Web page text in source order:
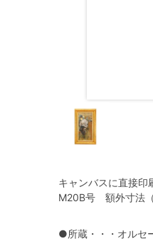
キャンバスに直接印
M20B号 額外寸法
●所蔵・・・オルセ